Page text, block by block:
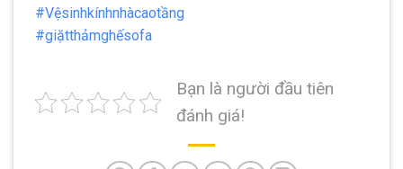
#Vệsinhkínhnhàcaotầng
#giặtthảmghếsofa
Bạn là người đầu tiên
đánh giá!